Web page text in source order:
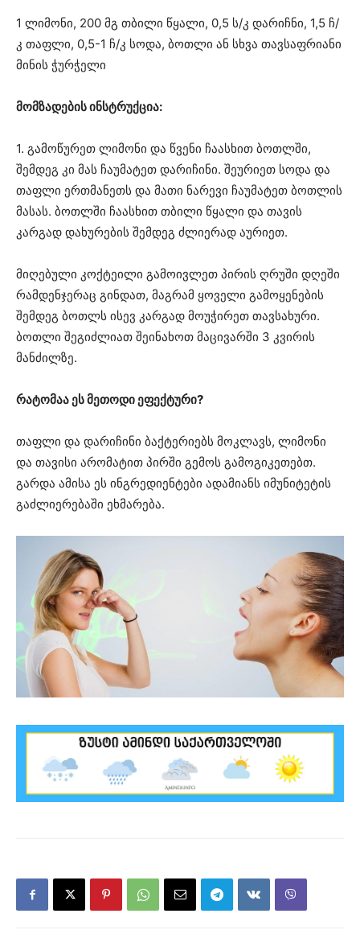
1 ლიმონი, 200 მგ თბილი წყალი, 0,5 ს/კ დარიჩნი, 1,5 ჩ/
კ თაფლი, 0,5-1 ჩ/კ სოდა, ბოთლი ან სხვა თავსაფრიანი
მინის ჭურჭელი
მომზადების ინსტრუქცია:
1. გამოწურეთ ლიმონი და წვენი ჩაასხით ბოთლში,
შემდეგ კი მას ჩაუმატეთ დარიჩინი. შეურიეთ სოდა და
თაფლი ერთმანეთს და მათი ნარევი ჩაუმატეთ ბოთლის
მასას. ბოთლში ჩაასხით თბილი წყალი და თავის
კარგად დახურების შემდეგ ძლიერად აურიეთ.
მიღებული კოქტეილი გამოივლეთ პირის ღრუში დღეში
რამდენჯერაც გინდათ, მაგრამ ყოველი გამოყენების
შემდეგ ბოთლს ისევ კარგად მოუჭირეთ თავსახური.
ბოთლი შეგიძლიათ შეინახოთ მაცივარში 3 კვირის
მანძილზე.
რატომაა ეს მეთოდი ეფექტური?
თაფლი და დარიჩინი ბაქტერიებს მოკლავს, ლიმონი
და თავისი არომატით პირში გემოს გამოგიკეთებთ.
გარდა ამისა ეს ინგრედიენტები ადამიანს იმუნიტეტის
გაძლიერებაში ეხმარება.